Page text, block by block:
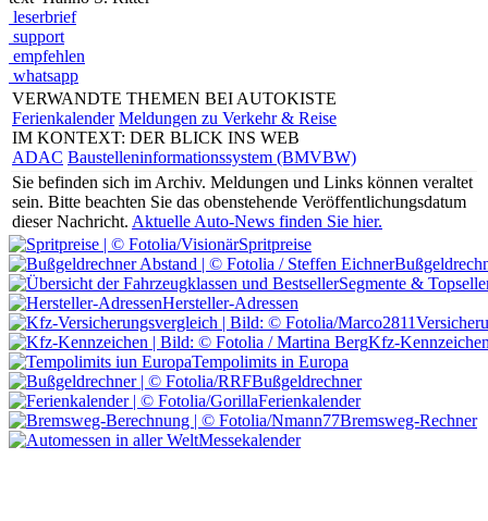
leserbrief
support
empfehlen
whatsapp
VERWANDTE THEMEN BEI AUTOKISTE
Ferienkalender Meldungen zu Verkehr & Reise
IM KONTEXT: DER BLICK INS WEB
ADAC Baustelleninformationssystem (BMVBW)
Sie befinden sich im Archiv. Meldungen und Links können veraltet
sein. Bitte beachten Sie das obenstehende Veröffentlichungsdatum
dieser Nachricht. Aktuelle Auto-News finden Sie hier.
Spritpreise
Segmente &
Hersteller-Adressen
Kfz-
Tempolimits in Europa
Bußgeldrechner
Ferienkalender
Bremsweg-Rechner
Messekalender